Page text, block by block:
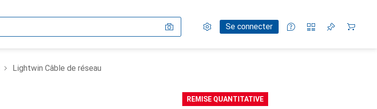
Paramètres
Compte clientSe connecter
Listes de comparaison
Listes d'envies
Panier
Lightwin Câble de réseau
REMISE QUANTITATIVE